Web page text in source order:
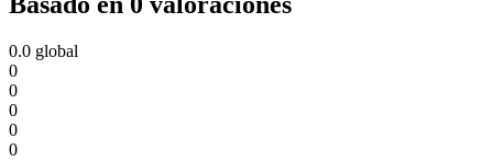
0.0 global
0
0
0
0
0